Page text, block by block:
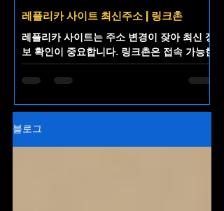
레플리카 사이트 최신주소 | 링크촌
레플리카 사이트는 주소 변경이 잦아 최신 정
보 확인이 중요합니다. 링크촌은 접속 가능한
레플리카 사이트 최신주소를 한곳에 정리해
제공하는 주소모음 플랫폼으로, 불필요한 검
블로그